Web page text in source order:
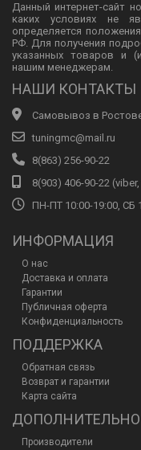
Данный интернет-сайт
каких условиях не
определяется
РФ. Для получения
указанных товаров и
нашим менеджерам.
НАШИ КОНТАКТЫ
Самовывоз в
tuningmc@mail.ru
8(863) 256-90-22
8(903) 406-90-22
ПН-ПТ 10:00-19:00, СБ
ИНФОРМАЦИЯ
О нас
Доставка и оплата
Гарантии
Публичная оферта
Конфиденциальность
ПОДДЕРЖКА
Обратная связь
Возврат и гарантии
Карта сайта
ДОПОЛНИТЕЛЬНО
Производители